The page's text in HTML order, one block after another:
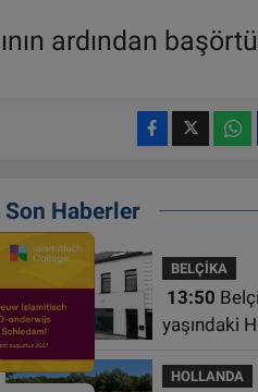
ardından
Son Haberler
BELÇİKA
13:50
yaşındaki
dahil üç
HOLLANDA